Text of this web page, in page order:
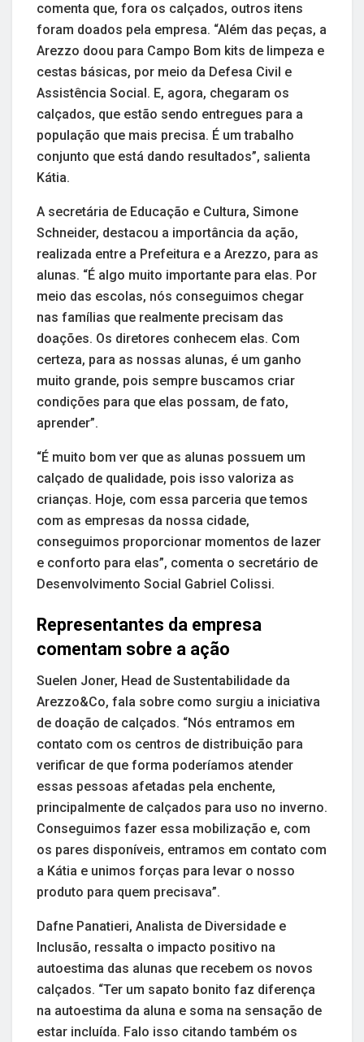
comenta que, fora os calçados, outros itens
foram doados pela empresa. “Além das peças, a
Arezzo doou para Campo Bom kits de limpeza e
cestas básicas, por meio da Defesa Civil e
Assistência Social. E, agora, chegaram os
calçados, que estão sendo entregues para a
população que mais precisa. É um trabalho
conjunto que está dando resultados”, salienta
Kátia.
A secretária de Educação e Cultura, Simone
Schneider, destacou a importância da ação,
realizada entre a Prefeitura e a Arezzo, para as
alunas. “É algo muito importante para elas. Por
meio das escolas, nós conseguimos chegar
nas famílias que realmente precisam das
doações. Os diretores conhecem elas. Com
certeza, para as nossas alunas, é um ganho
muito grande, pois sempre buscamos criar
condições para que elas possam, de fato,
aprender”.
“É muito bom ver que as alunas possuem um
calçado de qualidade, pois isso valoriza as
crianças. Hoje, com essa parceria que temos
com as empresas da nossa cidade,
conseguimos proporcionar momentos de lazer
e conforto para elas”, comenta o secretário de
Desenvolvimento Social Gabriel Colissi.
Representantes da empresa
comentam sobre a ação
Suelen Joner, Head de Sustentabilidade da
Arezzo&Co, fala sobre como surgiu a iniciativa
de doação de calçados. “Nós entramos em
contato com os centros de distribuição para
verificar de que forma poderíamos atender
essas pessoas afetadas pela enchente,
principalmente de calçados para uso no inverno.
Conseguimos fazer essa mobilização e, com
os pares disponíveis, entramos em contato com
a Kátia e unimos forças para levar o nosso
produto para quem precisava”.
Dafne Panatieri, Analista de Diversidade e
Inclusão, ressalta o impacto positivo na
autoestima das alunas que recebem os novos
calçados. “Ter um sapato bonito faz diferença
na autoestima da aluna e soma na sensação de
estar incluída. Falo isso citando também os